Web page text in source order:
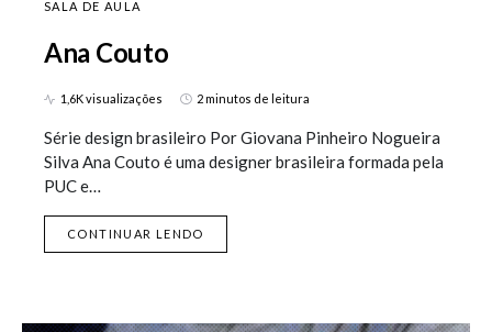
SALA DE AULA
Ana Couto
1,6K visualizações 2 minutos de leitura
Série design brasileiro Por Giovana Pinheiro Nogueira
Silva Ana Couto é uma designer brasileira formada pela
PUC e…
CONTINUAR LENDO